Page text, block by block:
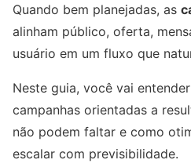
Quando bem planejadas, as
alinham público, oferta,
usuário em um fluxo que
Neste guia, você vai
campanhas orientadas a
não podem faltar e como
escalar com previsibilidade.